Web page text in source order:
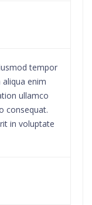
tempor
enim
ullamco
consequat.
in voluptate